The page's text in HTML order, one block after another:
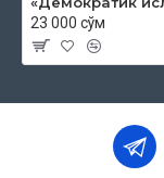
23 000 сўм